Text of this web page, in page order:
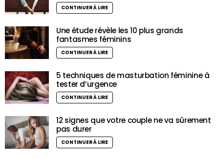
CONTINUER À LIRE
Une étude révèle les 10 plus grands
fantasmes féminins
CONTINUER À LIRE
5 techniques de masturbation féminine à
tester d’urgence
CONTINUER À LIRE
12 signes que votre couple ne va sûrement
pas durer
CONTINUER À LIRE